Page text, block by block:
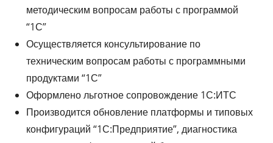
методическим вопросам работы с программой
“1С”
Осуществляется консультирование по
техническим вопросам работы с программными
продуктами “1С”
Оформлено льготное сопровождение 1С:ИТС
Производится обновление платформы и типовых
конфигураций “1С:Предприятие”, диагностика